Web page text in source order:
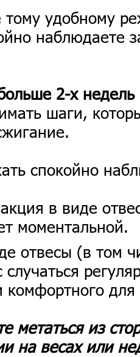
тому удобному
наблюдаете
2-х
шаги,
спокойно
в виде
моментальной.
отвесы (в том
случаться
комфортного
метаться из
на весах или